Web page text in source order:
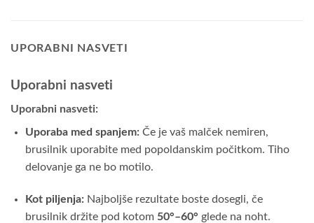
UPORABNI NASVETI
Uporabni nasveti
Uporabni nasveti:
Uporaba med spanjem:Če je vaš malček nemiren,
brusilnik uporabite med popoldanskim počitkom. Tiho
delovanje ga ne bo motilo.
Kot piljenja:Najboljše rezultate boste dosegli, če
brusilnik držite pod kotom 50°–60° glede na noht.